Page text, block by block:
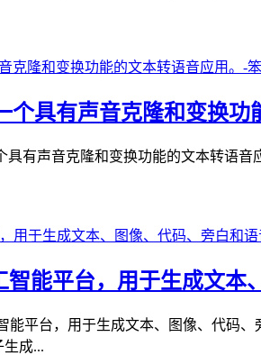
具有声音克隆和变换功
具有声音克隆和变换功能的文本转语
能平台，用于生成文本
能平台，用于生成文本、图像、代码
成...